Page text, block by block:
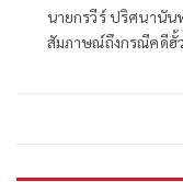
นายกรวีร์ ปริศนานัน
สัมภาษณ์ถึงกรณีคดีฮั้